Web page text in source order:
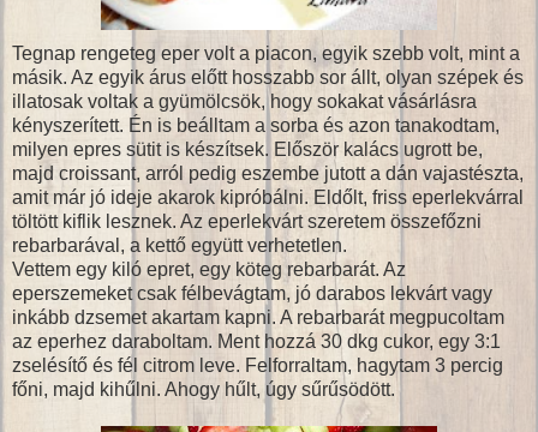
Tegnap rengeteg eper volt a piacon, egyik szebb volt, mint a
másik. Az egyik árus előtt hosszabb sor állt, olyan szépek és
illatosak voltak a gyümölcsök, hogy sokakat vásárlásra
kényszerített. Én is beálltam a sorba és azon tanakodtam,
milyen epres sütit is készítsek. Először kalács ugrott be,
majd croissant, arról pedig eszembe jutott a dán vajastészta,
amit már jó ideje akarok kipróbálni. Eldőlt, friss eperlekvárral
töltött kiflik lesznek. Az eperlekvárt szeretem összefőzni
rebarbarával, a kettő együtt verhetetlen.
Vettem egy kiló epret, egy köteg rebarbarát. Az
eperszemeket csak félbevágtam, jó darabos lekvárt vagy
inkább dzsemet akartam kapni. A rebarbarát megpucoltam
az eperhez daraboltam. Ment hozzá 30 dkg cukor, egy 3:1
zselésítő és fél citrom leve. Felforraltam, hagytam 3 percig
főni, majd kihűlni. Ahogy hűlt, úgy sűrűsödött.